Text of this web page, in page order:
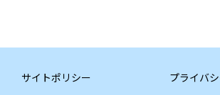
サイトポリシー
プライバ